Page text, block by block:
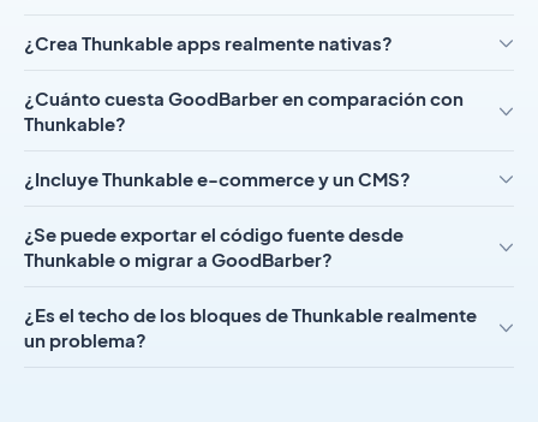
¿Crea Thunkable apps realmente nativas?
¿Cuánto cuesta GoodBarber en comparación con
Thunkable?
¿Incluye Thunkable e-commerce y un CMS?
¿Se puede exportar el código fuente desde
Thunkable o migrar a GoodBarber?
¿Es el techo de los bloques de Thunkable realmente
un problema?